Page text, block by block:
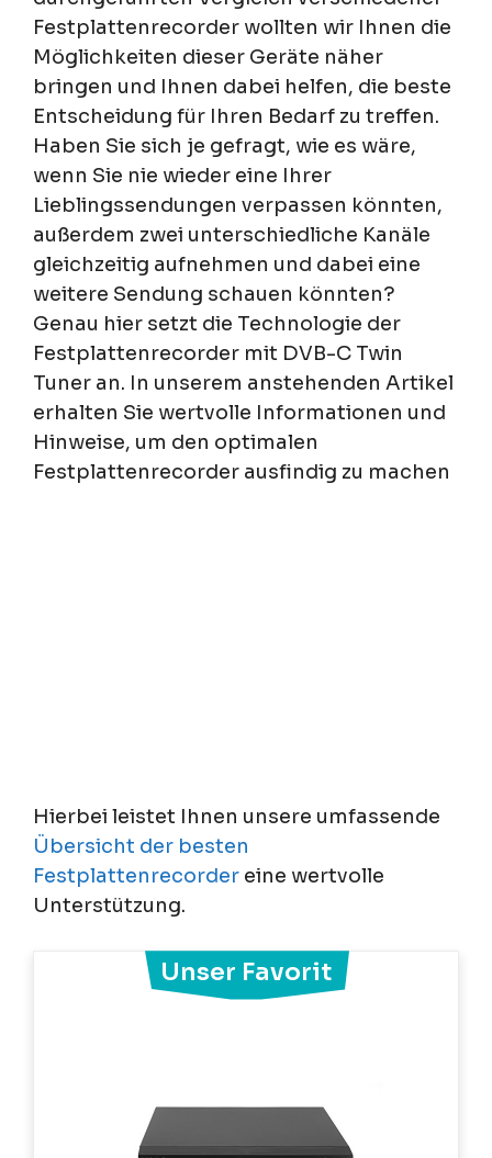
Festplattenrecorder wollten wir Ihnen die
Möglichkeiten dieser Geräte näher
bringen und Ihnen dabei helfen, die beste
Entscheidung für Ihren Bedarf zu treffen.
Haben Sie sich je gefragt, wie es wäre,
wenn Sie nie wieder eine Ihrer
Lieblingssendungen verpassen könnten,
außerdem zwei unterschiedliche Kanäle
gleichzeitig aufnehmen und dabei eine
weitere Sendung schauen könnten?
Genau hier setzt die Technologie der
Festplattenrecorder mit DVB-C Twin
Tuner an. In unserem anstehenden Artikel
erhalten Sie wertvolle Informationen und
Hinweise, um den optimalen
Festplattenrecorder ausfindig zu machen
Hierbei leistet Ihnen unsere umfassende
Übersicht der besten
Festplattenrecorder eine wertvolle
Unterstützung.